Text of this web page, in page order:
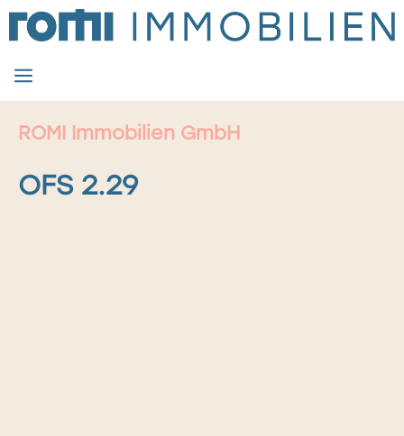
Zum
Inhalt
springen
MENÜ
ROMI Immobilien GmbH
OFS 2.29